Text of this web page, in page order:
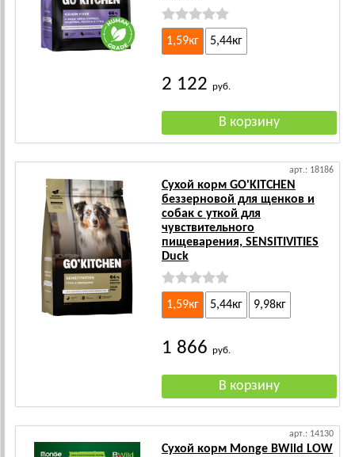
1,59кг 5,44кг
2 122 руб.
арт.: 18186
Сухой корм GO'KITCHEN
беззерновой для щенков и
собак с уткой для
чувствительного
пищеварения, SENSITIVITIES
Duck
1,59кг 5,44кг 9,98кг
1 866 руб.
арт.: 14130
Сухой корм Monge BWild LOW